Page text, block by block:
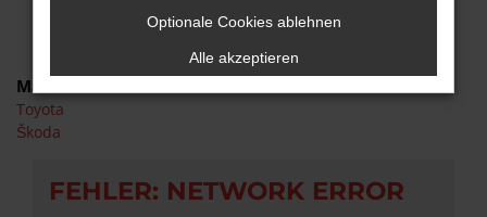
Marken
Toyota
Škoda
FEHLER: NETWORK ERROR
Optionale Cookies ablehnen
Alle akzeptieren